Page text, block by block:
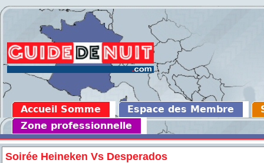
Accueil Somme Espace des Membre
Zone professionnelle
Soirée Heineken Vs Desperados